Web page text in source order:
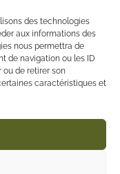
des technologies
aux informations des
nous permettra de
de navigation ou les ID
ou de retirer son
caractéristiques et